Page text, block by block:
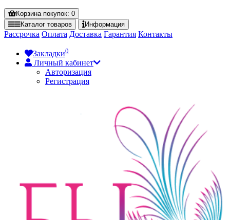
Корзинапокупок: 0
Каталог товаров Информация
Рассрочка Оплата Доставка Гарантия Контакты
Закладки0
Личный кабинет
Авторизация
Регистрация